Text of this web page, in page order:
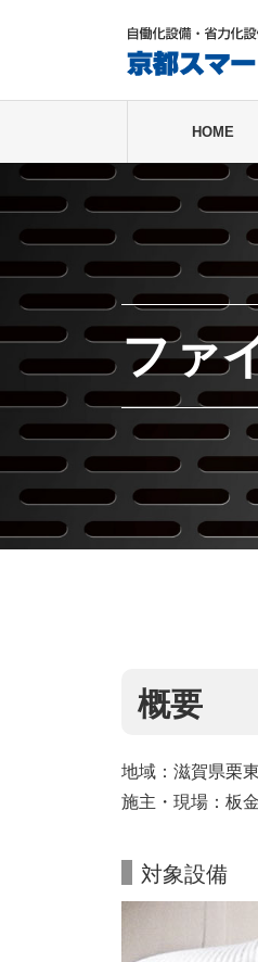
HOME
ファ
概要
地域：滋賀県栗
施主・現場：板
対象設備